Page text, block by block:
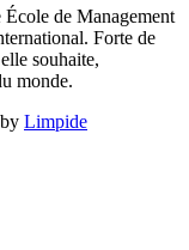
de Management
Forte de
souhaite,
monde.
Limpide